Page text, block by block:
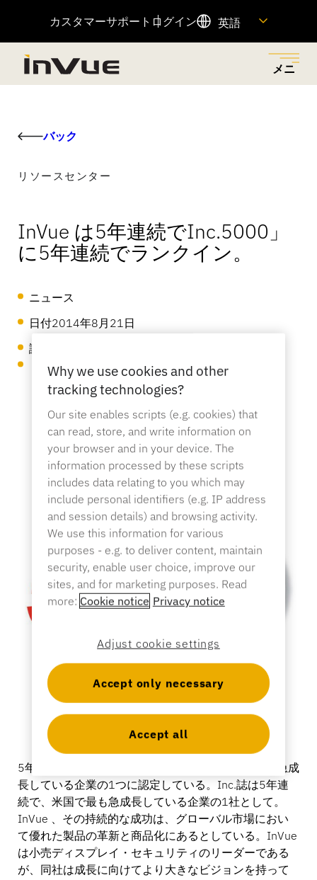
カスタマーサポート ログイン 英語
メニ
売上を増加させるビジネス・ソリューションをご覧く
ださい。
資産保護
アクセス・コントロール
販売時点情報管理
コネクテッド・ストア
全てを見る
DIYと住宅リフォーム
ハイパーマーケット＆食料品
モバイル・キャリア
ヘルス＆ビューティー
スポーツ用品
専門店
スポーツ＆エンターテイメント
ホスピタリティ＆レストラン
フォリオ。
注目商品
OnePOD マックス
OneKEY エコシステム
LIVE ロック
MagStand
商品陳列のセキュリティ
吊り下げ商品のセキュリティ
スマートロック
センサータグとディタッチャー
販売時点情報管理
タブレットスタンド
ださい。
持続可能性
InVue採用情報
ビジネスパートナー
企業パートナーシップ
リソースセンター
ヘルプセンター
ブログ
インストラクションガイド
技術仕様
ケーススタディ
カタログ
ニュース
バック
リソースセンター
InVue は5年連続でInc.5000」
に5年連続でランクイン。
ニュース
日付2014年8月21日
読了時間：1分
5年連続でInc.誌は5年連続で、InVue を米国で最も急成
長している企業の1つに認定している。Inc.誌は5年連
続で、米国で最も急成長している企業の1社として。
InVue 、その持続的な成功は、グローバル市場におい
て優れた製品の革新と商品化にあるとしている。InVue
は小売ディスプレイ・セキュリティのリーダーである
が、同社は成長に向けてより大きなビジョンを持って
Why we use cookies and other
tracking technologies?
Our site enables scripts (e.g. cookies) that
can read, store, and write information on
your browser and in your device. The
information processed by these scripts
includes data relating to you which may
include personal identifiers (e.g. IP address
and session details) and browsing activity.
We use this information for various
purposes - e.g. to deliver content, maintain
security, enable user choice, improve our
sites, and for marketing purposes. Read
more: Cookie notice Privacy notice
Adjust cookie settings
Accept only necessary
Accept all